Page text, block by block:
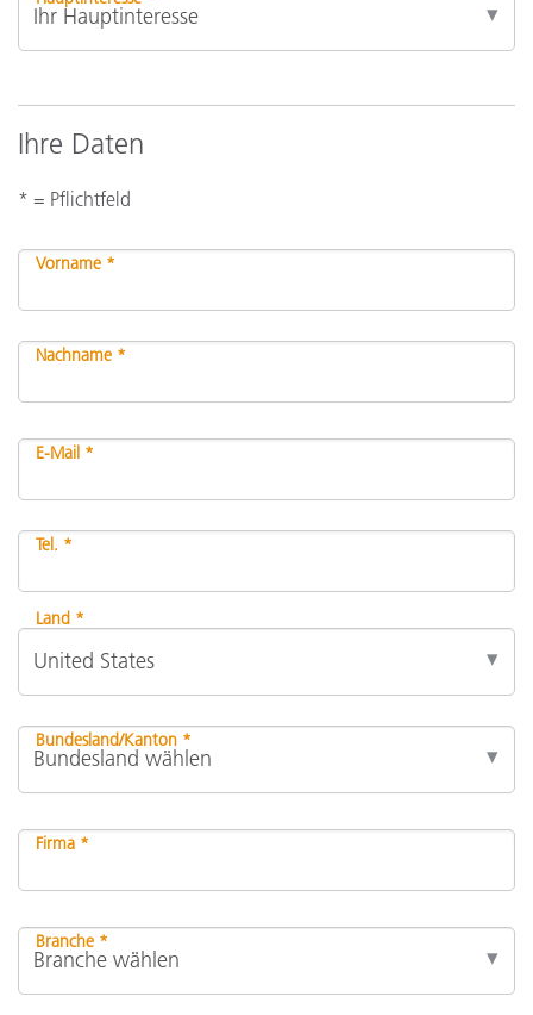
Ihre Daten
* = Pflichtfeld
Vorname *
Nachname *
E-Mail *
Tel. *
Land *
Bundesland/Kanton *
Firma *
Branche *